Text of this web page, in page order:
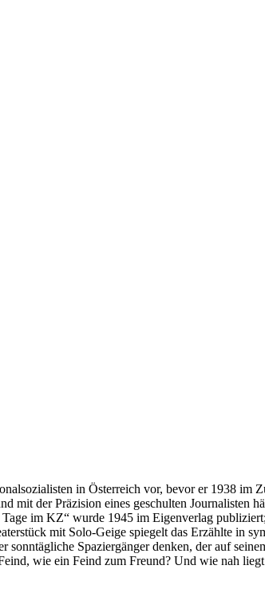
in Österreich vor, bevor er 1938 im
der Präzision eines geschulten Journalisten
im KZ“ wurde 1945 im Eigenverlag
mit Solo-Geige spiegelt das Erzählte in
Spaziergänger denken, der auf
wie ein Feind zum Freund? Und wie nah